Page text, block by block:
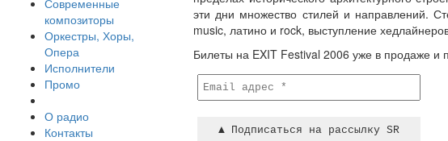
Современные
композиторы
Оркестры, Хоры,
Опера
Исполнители
Промо
О радио
Контакты
эти дни множество стилей и направлений.
music, латино и rock, выступление
Билеты на EXIT Festival 2006 уже в продаже и